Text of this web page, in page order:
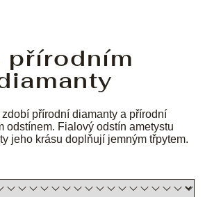
přírodním
přírodní diamanty a přírodní
odstínem. Fialový odstín ametystu
jeho krásu doplňují jemným třpytem.